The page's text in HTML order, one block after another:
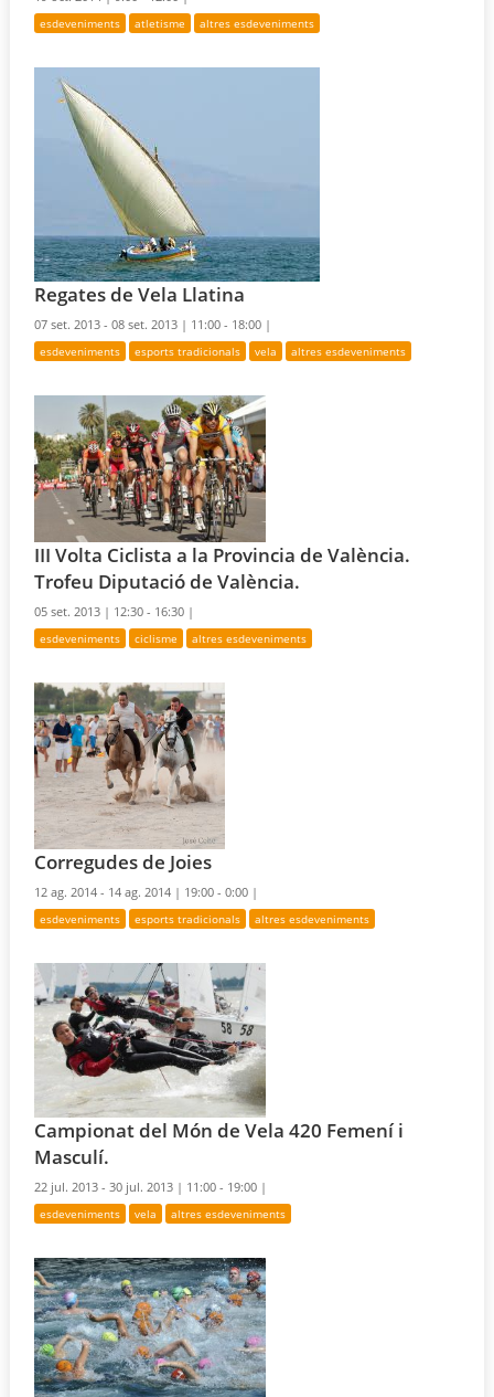
esdeveniments atletisme altres esdeveniments
Regates de Vela Llatina
07 set. 2013 - 08 set. 2013 | 11:00 - 18:00 |
esdeveniments esports tradicionals vela altres esdeveniments
III Volta Ciclista a la Provincia de València.
Trofeu Diputació de València.
05 set. 2013 | 12:30 - 16:30 |
esdeveniments ciclisme altres esdeveniments
Corregudes de Joies
12 ag. 2014 - 14 ag. 2014 | 19:00 - 0:00 |
esdeveniments esports tradicionals altres esdeveniments
Campionat del Món de Vela 420 Femení i
Masculí.
22 jul. 2013 - 30 jul. 2013 | 11:00 - 19:00 |
esdeveniments vela altres esdeveniments